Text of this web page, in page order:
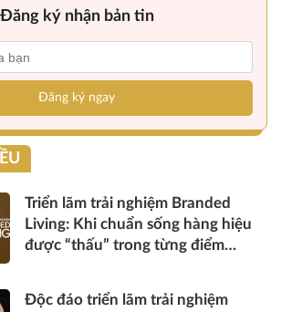
Đăng ký nhận bản tin
Đăng ký ngay
Triển lãm trải nghiệm Branded
Living: Khi chuẩn sống hàng hiệu
được “thấu” trong từng điểm
Độc đáo triển lãm trải nghiệm